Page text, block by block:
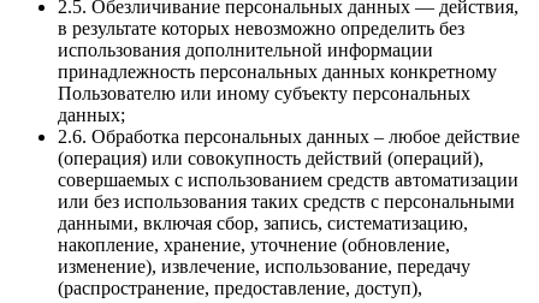
2.5. Обезличивание персональных данных — действия,
в результате которых невозможно определить без
использования дополнительной информации
принадлежность персональных данных конкретному
Пользователю или иному субъекту персональных
данных;
2.6. Обработка персональных данных – любое действие
(операция) или совокупность действий (операций),
совершаемых с использованием средств автоматизации
или без использования таких средств с персональными
данными, включая сбор, запись, систематизацию,
накопление, хранение, уточнение (обновление,
изменение), извлечение, использование, передачу
(распространение, предоставление, доступ),